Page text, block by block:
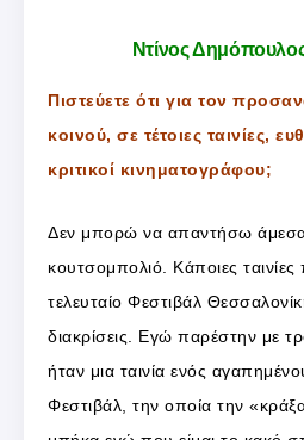
Ντίνος Δημόπουλος:
Πιστεύετε ότι για τον
κοινού, σε τέτοιες ταινίες,
κριτικοί κινηματογράφου;
Δεν μπορώ να απαντήσω
κουτσομπολιό. Κάποιες
τελευταίο Φεστιβάλ
διακρίσεις. Εγώ παρέστην με
ήταν μια ταινία ενός
Φεστιβάλ, την οποία την